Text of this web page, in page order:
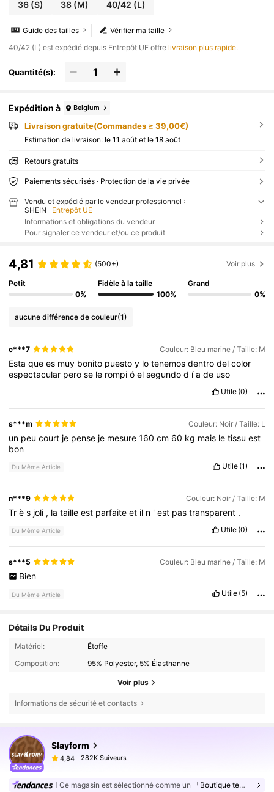
36(S) 38 (M) 40/42 (L)
Vérifier ma taille
Guide des tailles
​40/42 (L) est expédié depuis Entrepôt UE offre livraison plus rapide.
Quantité(s):
Expédition à Belgium
Livraison gratuite(Commandes ≥ 39,00€)
Estimation de livraison: le 11 août et le 18 août
Retours gratuits
Paiements sécurisés · Protection de la vie privée
Vendu et expédié par le vendeur professionnel :
SHEIN
Entrepôt UE
Informations et obligations du vendeur
Pour signaler ce vendeur et/ou ce produit
4,81 (500+) Voir plus
Petit
0%
Fidèle à la taille
100%
Grand
0%
aucune différence de couleur(1)
c***7 Couleur: Bleu marine / Taille: M
Estaquees muy bonito puestoy lotenemosdentrodelcolor
espectacular perose le rompióelsegundod íade uso
Utile (0)
s***m Couleur: Noir / Taille: L
un peucourt je pense je mesure160cm 60 kg mais letissuest
bon
Du Même Article Utile (1)
n***9 Couleur: Noir / Taille: M
Très joli , latailleest parfaiteet il n 'est pastransparent .
Du Même Article Utile (0)
s***5 Couleur: Bleu marine / Taille: M
Bien
Du Même Article Utile (5)
Détails Du Produit
Matériel:
Étoffe
Composition:
95% Polyester, 5% Élasthanne
Voir plus
Informations de sécurité et contacts
Slayform
4,84
282K Suiveurs
d***eest en train de naviguer
4,84 282K Suiveurs
Ce magasin est sélectionné comme un 「Boutique tendance」